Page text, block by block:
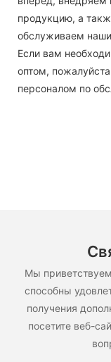
продукцию, а
обслуживаем
Если вам
оптом,
персоналом по
Мы
способны
получения
посетите веб-